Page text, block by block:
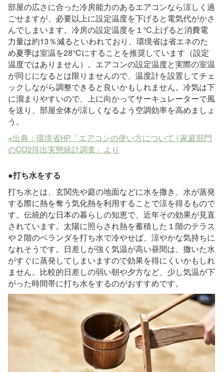
部屋の広さに合った冷房能力のあるエアコンなら涼しく過
ごせますが、必要以上に設定温度を下げると電気代がかさ
んでしまいます。冷房の設定温度を１℃上げると消費電
力量は約13％減るといわれており、環境省は省エネのた
め夏季は室温を28℃にすることを推奨しています（設定
温度ではありません）。エアコンの設定温度と実際の室温
が同じになるとは限りませんので、温度計を設置してチェ
ックしながら調整できると良いかもしれません。冷気は下
に溜まりやすいので、上に向かってサーキュレーターで風
を送り、部屋全体が涼しくなるよう空調効率を高めましょ
う。
※出典：環境省HP「エアコンの使い方について | 家庭部門
のCO2排出実態統計調査」より
●打ち水をする
打ち水とは、玄関先や庭の地面などに水を撒き、水が蒸発
する際に熱を奪う気化熱を利用することで涼を得るもので
す。伝統的な日本の暮らしの知恵で、近年その効果が見直
されています。太陽に照らされ熱を蓄積した１階のテラス
や２階のベランダを打ち水で冷やせば、涼やかな気持ちに
なれそうです。日差しが強く気温が高い昼間は、撒いた水
がすぐに蒸発してしまいますので効果を得にくいかもしれ
ません。比較的日差しの弱い朝や夕方など、少し気温が下
がった時間帯に打ち水をするのがおすすめです。